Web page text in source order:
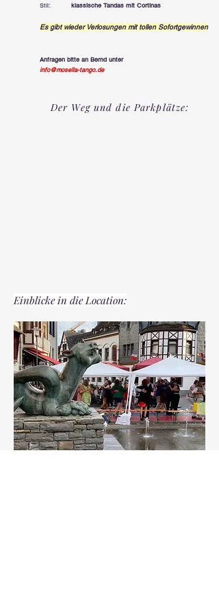
Stil: klassische Tandas mit Cortinas
Es gibtwieder Verlosungen mit tollen Sofortgewinnen
Anfragen bitte an Bernd unter
info@mosella-tango.de
Der Weg und die Parkplätze:
Einblicke in die Location: